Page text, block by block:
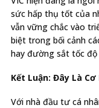
sức hấp thụ tốt của
vẫn vững chắc vào
biệt trong bối cảnh
hay đường sắt tốc
Kết Luận: Đây Là Cơ
Với nhà đầu tư cá